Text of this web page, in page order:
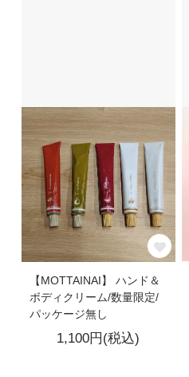
【MOTTAINAI】 ハンド＆
ボディクリーム/数量限定/
パッケージ無し
1,100円(税込)